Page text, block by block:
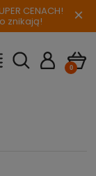
CENACH!
znikają! ×